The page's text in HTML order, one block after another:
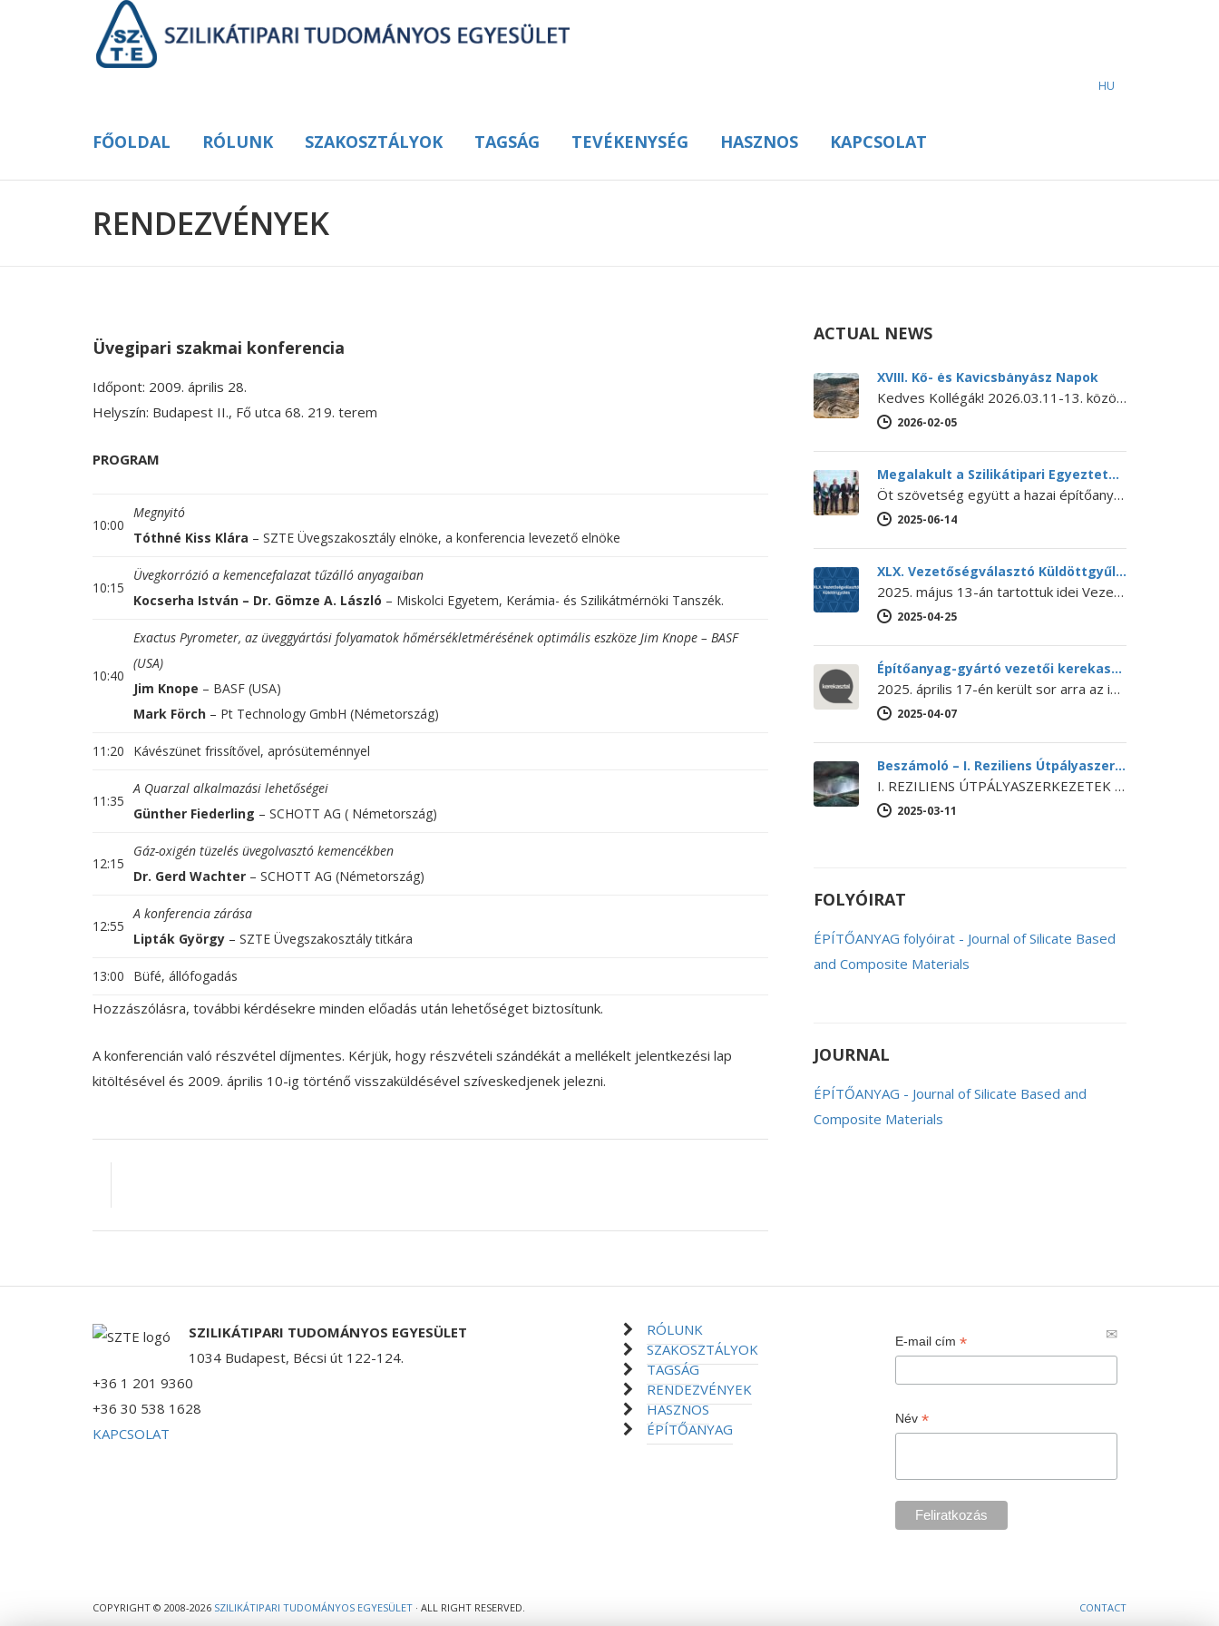
HU
FŐOLDAL RÓLUNK SZAKOSZTÁLYOK TAGSÁG TEVÉKENYSÉG HASZNOS KAPCSOLAT
RENDEZVÉNYEK
Üvegipari szakmai konferencia
Időpont: 2009. április 28.
Helyszín: Budapest II., Fő utca 68. 219. terem
PROGRAM
10:00
Megnyitó
Tóthné Kiss Klára – SZTE Üvegszakosztály elnöke, a konferencia levezető elnöke
10:15
Üvegkorrózió a kemencefalazat tűzálló anyagaiban
Kocserha István – Dr. Gömze A. László – Miskolci Egyetem, Kerámia- és Szilikátmérnöki Tanszék.
10:40
Exactus Pyrometer, az üveggyártási folyamatok hőmérsékletmérésének optimális eszköze Jim Knope – BASF
(USA)
Jim Knope – BASF (USA)
Mark Förch – Pt Technology GmbH (Németország)
11:20 Kávészünet frissítővel, aprósüteménnyel
11:35
A Quarzal alkalmazási lehetőségei
Günther Fiederling – SCHOTT AG ( Németország)
12:15
Gáz-oxigén tüzelés üvegolvasztó kemencékben
Dr. Gerd Wachter – SCHOTT AG (Németország)
12:55
A konferencia zárása
Lipták György – SZTE Üvegszakosztály titkára
13:00 Büfé, állófogadás
Hozzászólásra, további kérdésekre minden előadás után lehetőséget biztosítunk.
A konferencián való részvétel díjmentes. Kérjük, hogy részvételi szándékát a mellékelt jelentkezési lap
kitöltésével és 2009. április 10-ig történő visszaküldésével szíveskedjenek jelezni.
ACTUAL NEWS
XVIII. Kő- és Kavicsbányász Napok
Kedves Kollégák! 2026.03.11-13. között kerül megrendezésre a XVIII. KŐ- ÉS KAVICSBÁNYÁSZ NAPOK KONFERENCIA. A konferencia MEGHÍVÓJA és PROGRAMJA letölthető itt.…
2026-02-05
Megalakult a Szilikátipari Egyeztető Fórum
Öt szövetség együtt a hazai építőanyag-ipar jövőjéért – Megalakult a Szilikátipari Egyeztető Fórum 2025. június 12-én megalakult a Szilikátipari Egyeztető Fórum…
2025-06-14
XLX. Vezetőségválasztó Küldöttgyűlés
2025. május 13-án tartottuk idei Vezetőségválasztó Küldöttgyűlésünket. A XLX. Küldöttgyűlés nyitó előadását Bihari Ádám (a NaturARCH Csoport tulajdonosa és ügyvezetője,…
2025-04-25
Építőanyag-gyártó vezetői kerekasztal
2025. április 17-én került sor arra az iparági kerekasztal-beszélgetésre, amelyet még 2024 októberében kezdeményezett Lánszki Regő építészeti államtitkár, országos főépítész.…
2025-04-07
Beszámoló – I. Reziliens Útpályaszerkezetek Konferencia
I. REZILIENS ÚTPÁLYASZERKEZETEK KONFERENCIA Az SZTE Beton szakosztálya, a BME Építőanyagok és Magasépítés Tanszéke és Út és Vasútépítési Tanszéke, a Budapesti…
2025-03-11
FOLYÓIRAT
ÉPÍTŐANYAG folyóirat - Journal of Silicate Based
and Composite Materials
JOURNAL
ÉPÍTŐANYAG - Journal of Silicate Based and
Composite Materials
SZILIKÁTIPARI TUDOMÁNYOS EGYESÜLET
1034 Budapest, Bécsi út 122-124.
+36 1 201 9360
+36 30 538 1628
KAPCSOLAT
RÓLUNK
SZAKOSZTÁLYOK
TAGSÁG
RENDEZVÉNYEK
HASZNOS
ÉPÍTŐANYAG
E-mail cím*
Név*
COPYRIGHT © 2008-2026 SZILIKÁTIPARI TUDOMÁNYOS EGYESÜLET · ALL RIGHT RESERVED. CONTACT